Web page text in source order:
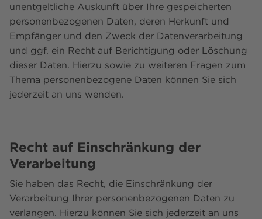
unentgeltliche Auskunft über Ihre gespeicherten
personenbezogenen Daten, deren Herkunft und
Empfänger und den Zweck der Datenverarbeitung
und ggf. ein Recht auf Berichtigung oder Löschung
dieser Daten. Hierzu sowie zu weiteren Fragen zum
Thema personenbezogene Daten können Sie sich
jederzeit an uns wenden.
Recht auf Einschränkung der
Verarbeitung
Sie haben das Recht, die Einschränkung der
Verarbeitung Ihrer personenbezogenen Daten zu
verlangen. Hierzu können Sie sich jederzeit an uns